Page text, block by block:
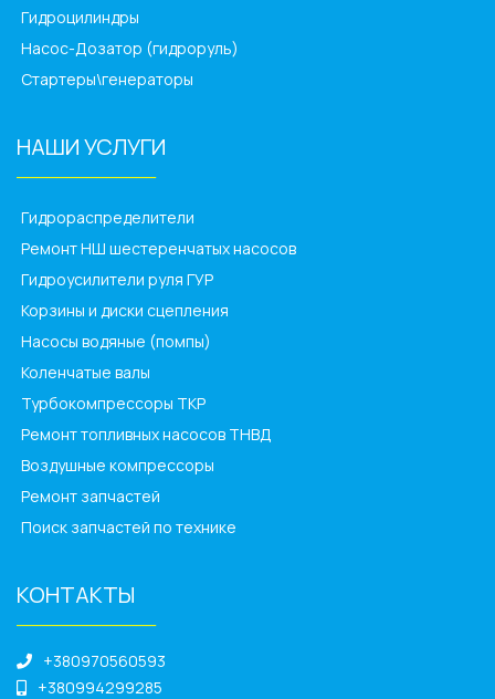
Гидроцилиндры
Насос-Дозатор (гидроруль)
Стартеры\генераторы
НАШИ УСЛУГИ
Гидрораспределители
Ремонт НШ шестеренчатых насосов
Гидроусилители руля ГУР
Корзины и диски сцепления
Насосы водяные (помпы)
Коленчатые валы
Турбокомпрессоры ТКР
Ремонт топливных насосов ТНВД
Воздушные компрессоры
Ремонт запчастей
Поиск запчастей по технике
КОНТАКТЫ
+380970560593
+380994299285